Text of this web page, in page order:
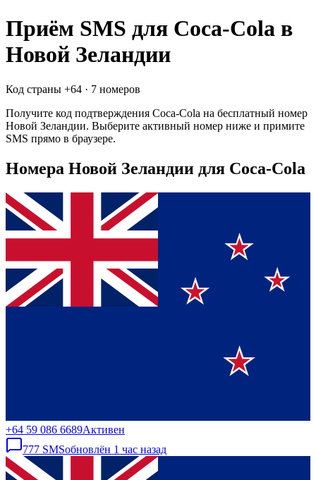
Приём SMS для Coca-Cola в
Новой Зеландии
Код страны +64 · 7 номеров
Получите код подтверждения Coca-Cola на бесплатный номер
Новой Зеландии. Выберите активный номер ниже и примите
SMS прямо в браузере.
Номера Новой Зеландии для Coca-Cola
+64 59 086 6689Активен
777 SMSобновлён 1 час назад